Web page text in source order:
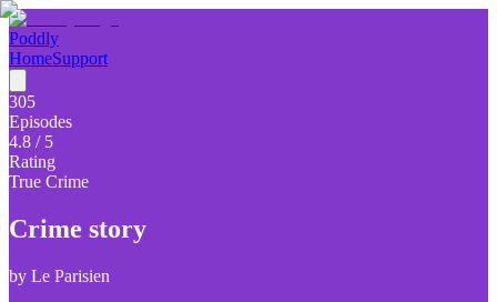
Poddly
HomeSupport
305
Episodes
4.8 / 5
Rating
True Crime
Crime story
by Le Parisien